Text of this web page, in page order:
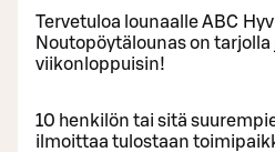
Tervetuloa lounaalle ABC
Noutopöytälounas on tarjolla
viikonloppuisin!
10 henkilön tai sitä
ilmoittaa tulostaan